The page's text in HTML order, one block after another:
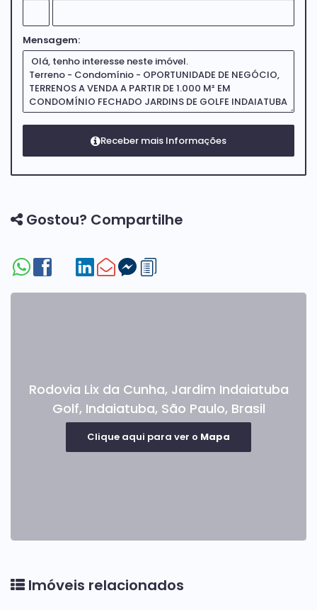
Mensagem:
Gostou? Compartilhe
Rodovia Lix da Cunha, Jardim Indaiatuba
Golf, Indaiatuba, São Paulo, Brasil
Clique aqui para ver o Mapa
Imóveis relacionados